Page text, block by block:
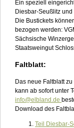
Ein speziell
Diesbar-Seußlitz und
Die Bustickets
bezogen werden:
Sächsische
Staatsweingut
Faltblatt:
Das neue Faltblatt
kann ab sofort unter
info@elbland.de
Download des
Teil Diesbar-